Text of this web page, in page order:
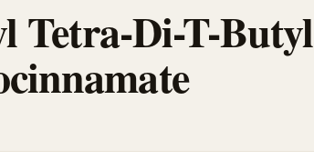
Tetra-Di-T-Butyl